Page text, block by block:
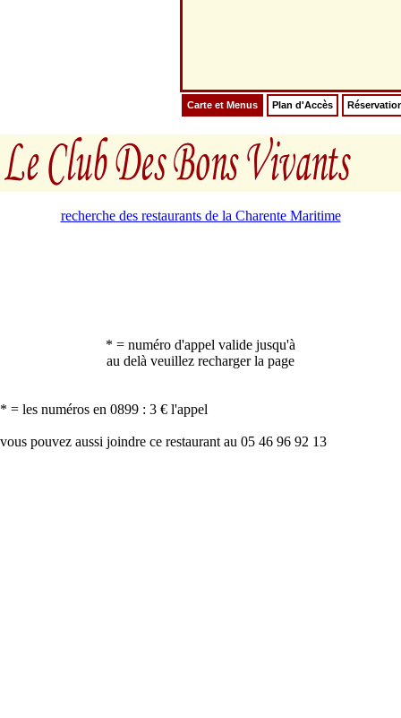
Carte et Menus Plan d'Accès
recherche des restaurants de la Charente Maritime
* = numéro d'appel valide jusqu'à
au delà veuillez recharger la page
* = les numéros en 0899 : 3 € l'appel
vous pouvez aussi joindre ce restaurant au 05 46 96 92 13